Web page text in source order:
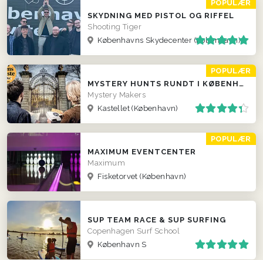
POPULÆR
SKYDNING MED PISTOL OG RIFFEL
Shooting Tiger
Københavns Skydecenter (København)
POPULÆR
MYSTERY HUNTS RUNDT I KØBENHAVN
Mystery Makers
Kastellet (København)
POPULÆR
MAXIMUM EVENTCENTER
Maximum
Fisketorvet (København)
SUP TEAM RACE & SUP SURFING
Copenhagen Surf School
København S